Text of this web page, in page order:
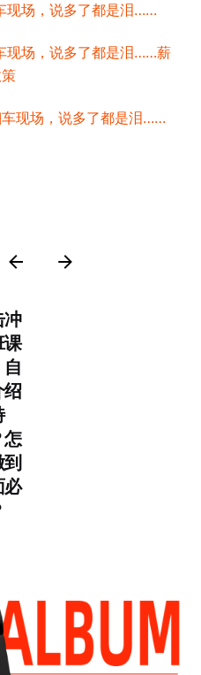
现场，说多了都是泪……
现场，说多了都是泪……薪
现场，说多了都是泪……
冲
课
自
绍
怎
必